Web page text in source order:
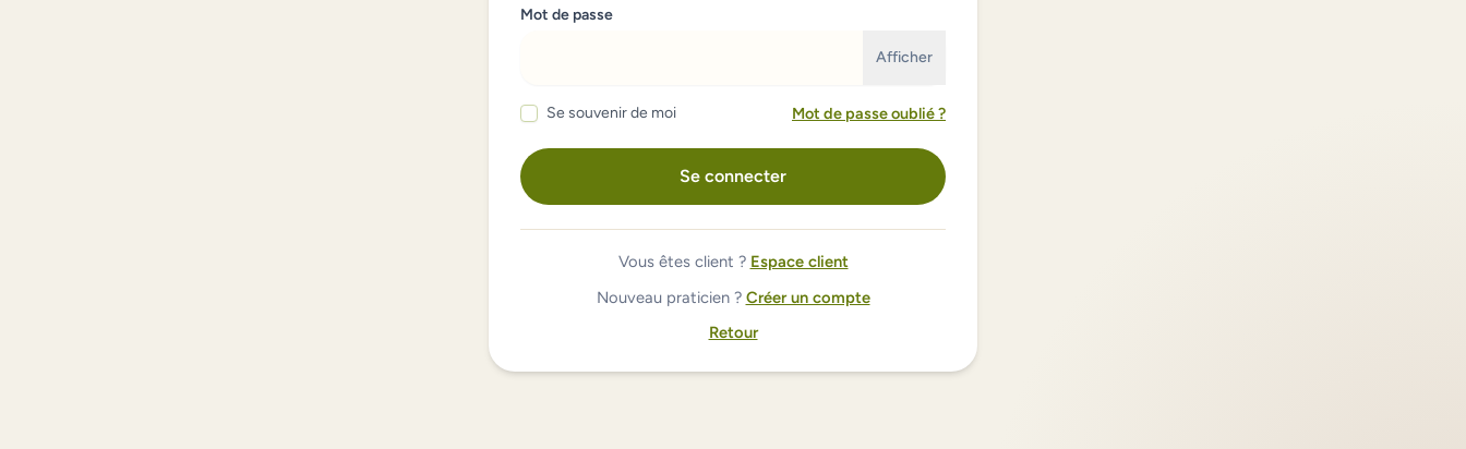
Mot de passe
Afficher
Se souvenir de moi Mot de passe oublié ?
Se connecter
Vous êtes client ? Espace client
Nouveau praticien ? Créer un compte
Retour